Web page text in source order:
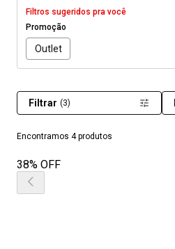
Filtros sugeridos pra você
Promoção
Outlet
Encontramos 4 produtos
Filtrar (3)
38% OFF